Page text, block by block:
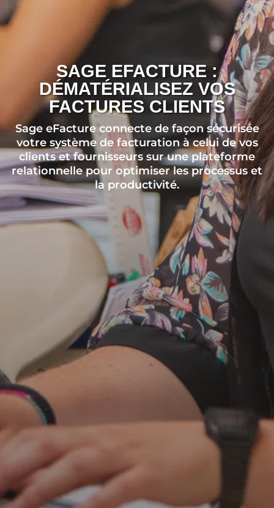
SAGE EFACTURE :
DÉMATÉRIALISEZ VOS
FACTURES CLIENTS
Sage eFacture connecte de façon sécurisée
votre système de facturation à celui de vos
clients et fournisseurs sur une plateforme
relationnelle pour optimiser les processus et
la productivité.